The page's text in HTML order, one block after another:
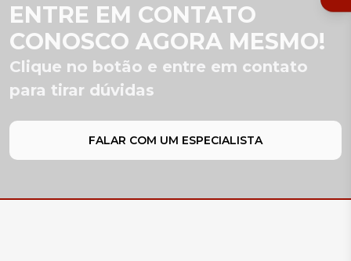
ENTRE EM CONTATO
CONOSCO AGORA MESMO!
Clique no botão e entre em contato
para tirar dúvidas
FALAR COM UM ESPECIALISTA